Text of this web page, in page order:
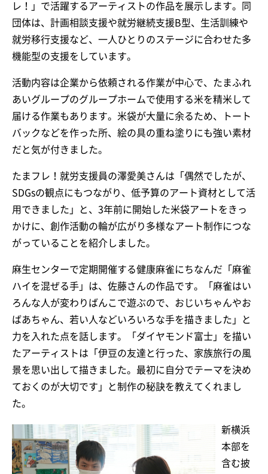
レ！」で活躍するアーティストの作品を展示します。同
団体は、計画相談支援や就労継続支援B型、生活訓練や
就労移行支援など、一人ひとりのステージに合わせた多
機能型の支援をしています。
活動内容は企業から依頼される作業が中心で、たまふれ
あいグループのグループホームで使用する米を精米して
届ける作業もあります。米袋が大量に余るため、トート
バックなどを作った所、絵の具の重ね塗りにも強い素材
だと気が付きました。
たまフレ！就労支援員の澤愛美さんは「偶然でしたが、
SDGsの観点にもつながり、低予算のアート資材として活
用できました」と、3年前に開始した米袋アートをきっ
かけに、創作活動の輪が広がり多様なアート制作につな
がっていることを紹介しました。
麻生センターで定期開催する健康麻雀にちなんだ「麻雀
ハイを混ぜる手」は、佐藤さんの作品です。「麻雀はい
ろんな人が変わりばんこで遊ぶので、おじいちゃんやお
ばあちゃん、若い人などいろいろな手を描きました」と
力を入れた点を話します。「ダイヤモンド富士」を描い
たアーティストは「伊豆の友達と行った、家族旅行の風
景を思い出して描きました。最初に自分でテーマを決め
ておくのが大切です」と制作の秘訣を教えてくれまし
た。
新横浜
本部を
含む披